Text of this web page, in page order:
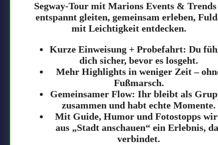
Segway-Tour mit Marions Events & Trends
entspannt gleiten, gemeinsam erleben,
mit Leichtigkeit entdecken.
Kurze Einweisung + Probefahrt: Du
dich sicher, bevor es losgeht.
Mehr Highlights in weniger Zeit –
Fußmarsch.
Gemeinsamer Flow: Ihr bleibt als
zusammen und habt echte Momente.
Mit Guide, Humor und Fotostopps
aus „Stadt anschauen“ ein Erlebnis,
verbindet.